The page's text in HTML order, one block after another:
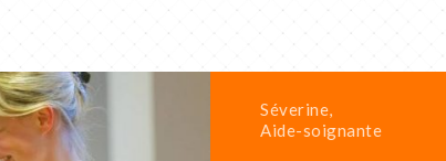
Séverine,
Aide-soignante